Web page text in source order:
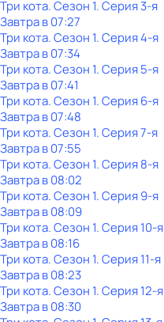
Три кота. Сезон 1. Серия 3-я
Завтра в 07:27
Три кота. Сезон 1. Серия 4-я
Завтра в 07:34
Три кота. Сезон 1. Серия 5-я
Завтра в 07:41
Три кота. Сезон 1. Серия 6-я
Завтра в 07:48
Три кота. Сезон 1. Серия 7-я
Завтра в 07:55
Три кота. Сезон 1. Серия 8-я
Завтра в 08:02
Три кота. Сезон 1. Серия 9-я
Завтра в 08:09
Три кота. Сезон 1. Серия 10-я
Завтра в 08:16
Три кота. Сезон 1. Серия 11-я
Завтра в 08:23
Три кота. Сезон 1. Серия 12-я
Завтра в 08:30